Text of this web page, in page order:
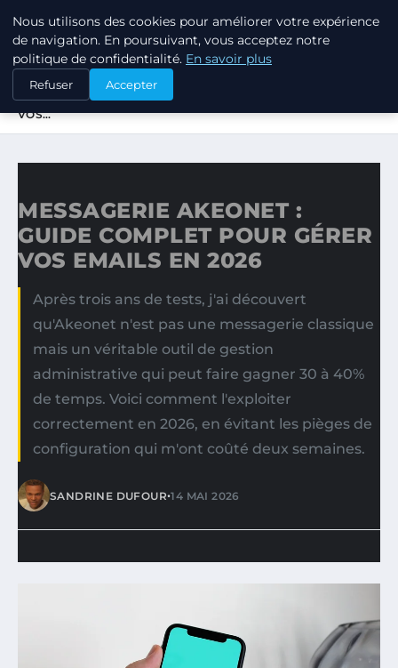
LPO CONSULTING
ACCUEIL
MESSAGERIE AKEONET : GUIDE COMPLET POUR GÉRER
VOS…
MESSAGERIE AKEONET :
GUIDE COMPLET POUR GÉRER
VOS EMAILS EN 2026
Après trois ans de tests, j'ai découvert
qu'Akeonet n'est pas une messagerie classique
mais un véritable outil de gestion
administrative qui peut faire gagner 30 à 40%
de temps. Voici comment l'exploiter
correctement en 2026, en évitant les pièges de
configuration qui m'ont coûté deux semaines.
SANDRINE DUFOUR•14 MAI 2026
Nous utilisons des cookies pour améliorer votre expérience
de navigation. En poursuivant, vous acceptez notre
politique de confidentialité. En savoir plus
Refuser Accepter